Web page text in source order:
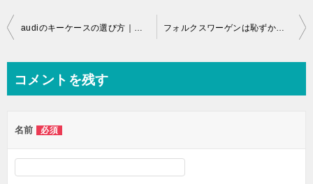
投
ビ
ー
シ
audiのキーケースの選び方｜純正・革・A3/A4/Q5対応を車オタク目線で解説 フォルクスワーゲンは恥ずかしい？見栄っ張り・貧乏人イメージの真相と上手な乗り方
コメントを残す
名前 必須